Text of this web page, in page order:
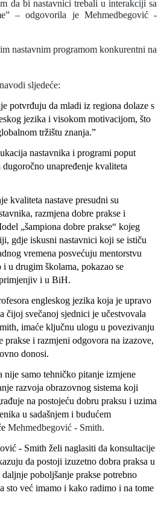
da bi nastavnici trebali u interakciji sa
–odgovorila je Mehmedbegović -
nastavnim programom konkurentni na
sljedeće:
potvrđuju da mladi iz regiona dolaze s
jezika i visokom motivacijom, što
tržištu znanja.”
nastavnika i programi poput
dugoročno unapređenje kvaliteta
kvaliteta nastave presudni su
razmjena dobre prakse i
„šampiona dobre prakse“ kojeg
gdje iskusni nastavnici koji se ističu
vremena posvećuju mentorstvu
u drugim školama, pokazao se
i u BiH.
engleskog jezika koja je upravo
čijoj svečanoj sjednici je učestvovala
imaće ključnu ulogu u povezivanju
prakse i razmjeni odgovora na izazove,
donosi.
nije samo tehničko pitanje izmjene
razvoja obrazovnog sistema koji
na postojeću dobru praksu i uzima
u sadašnjem i budućem
Mehmedbegović - Smith.
- Smith želi naglasiti da konsultacije
da postoji izuzetno dobra praksa u
poboljšanje prakse potrebno
sto već imamo i kako radimo i na tome